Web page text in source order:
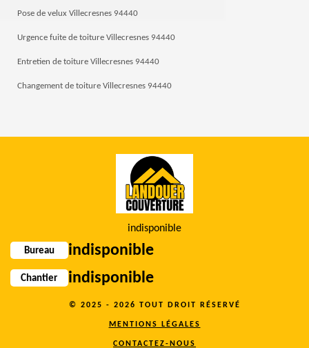
Pose de velux Villecresnes 94440
Urgence fuite de toiture Villecresnes 94440
Entretien de toiture Villecresnes 94440
Changement de toiture Villecresnes 94440
indisponible
Bureau indisponible
Chantier indisponible
© 2025 - 2026 TOUT DROIT RÉSERVÉ
MENTIONS LÉGALES
CONTACTEZ-NOUS